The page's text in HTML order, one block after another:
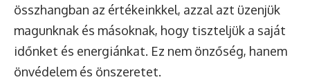
összhangban az értékeinkkel, azzal azt üzenjük
magunknak és másoknak, hogy tiszteljük a saját
időnket és energiánkat. Ez nem önzőség, hanem
önvédelem és önszeretet.